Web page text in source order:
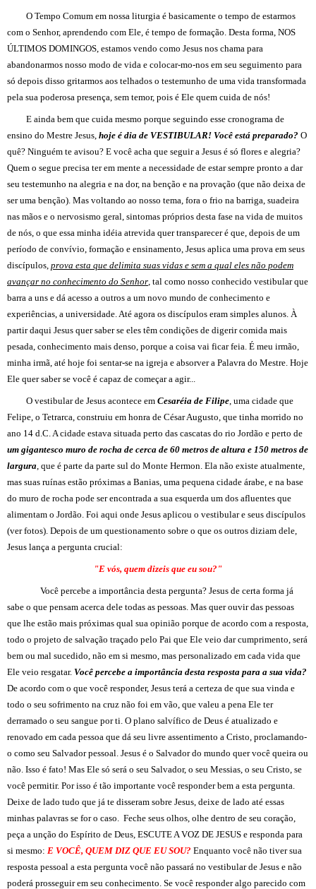
O Tempo Comum em nossa liturgia é basicamente o tempo de estarmos
com o Senhor, aprendendo com Ele, é tempo de formação. Desta forma, NOS
ÚLTIMOS DOMINGOS, estamos vendo como Jesus nos chama para
abandonarmos nosso modo de vida e colocar-mo-nos em seu seguimento para
só depois disso gritarmos aos telhados o testemunho de uma vida transformada
pela sua poderosa presença, sem temor, pois é Ele quem cuida de nós!
E ainda bem que cuida mesmo porque seguindo esse cronograma de
ensino do Mestre Jesus, hoje é dia de VESTIBULAR! Você está preparado? O
quê? Ninguém te avisou? E você acha que seguir a Jesus é só flores e alegria?
Quem o segue precisa ter em mente a necessidade de estar sempre pronto a dar
seu testemunho na alegria e na dor, na benção e na provação (que não deixa de
ser uma benção). Mas voltando ao nosso tema, fora o frio na barriga, suadeira
nas mãos e o nervosismo geral, sintomas próprios desta fase na vida de muitos
de nós, o que essa minha idéia atrevida quer transparecer é que, depois de um
período de convívio, formação e ensinamento, Jesus aplica uma prova em seus
discípulos, prova esta que delimita suas vidas e sem a qual eles não podem
avançar no conhecimento do Senhor , tal como nosso conhecido vestibular que
barra a uns e dá acesso a outros a um novo mundo de conhecimento e
experiências, a universidade. Até agora os discípulos eram simples alunos. À
partir daqui Jesus quer saber se eles têm condições de digerir comida mais
pesada, conhecimento mais denso, porque a coisa vai ficar feia. É meu irmão,
minha irmã, até hoje foi sentar-se na igreja e absorver a Palavra do Mestre. Hoje
Ele quer saber se você é capaz de começar a agir...
O vestibular de Jesus acontece em Cesaréia de Filipe , uma cidade que
Felipe, o Tetrarca, construiu em honra de César Augusto, que tinha morrido no
ano 14 d.C. A cidade estava situada perto das cascatas do rio Jordão e perto de
um gigantesco muro de rocha de cerca de 60 metros de altura e 150 metros de
largura , que é parte da parte sul do Monte Hermon. Ela não existe atualmente,
mas suas ruínas estão próximas a Banias, uma pequena cidade árabe, e na base
do muro de rocha pode ser encontrada a sua esquerda um dos afluentes que
alimentam o Jordão. Foi aqui onde Jesus aplicou o vestibular e seus discípulos
(ver fotos). Depois de um questionamento sobre o que os outros diziam dele,
Jesus lança a pergunta crucial:
"E vós, quem dizeis que eu sou?"
Você percebe a importância desta pergunta? Jesus de certa forma já
sabe o que pensam acerca dele todas as pessoas. Mas quer ouvir das pessoas
que lhe estão mais próximas qual sua opinião porque de acordo com a resposta,
todo o projeto de salvação traçado pelo Pai que Ele veio dar cumprimento, será
bem ou mal sucedido, não em si mesmo, mas personalizado em cada vida que
Ele veio resgatar. Você percebe a importância desta resposta para a sua vida?
De acordo com o que você responder, Jesus terá a certeza de que sua vinda e
todo o seu sofrimento na cruz não foi em vão, que valeu a pena Ele ter
derramado o seu sangue por ti. O plano salvífico de Deus é atualizado e
renovado em cada pessoa que dá seu livre assentimento a Cristo, proclamando-
o como seu Salvador pessoal. Jesus é o Salvador do mundo quer você queira ou
não. Isso é fato! Mas Ele só será o seu Salvador, o seu Messias, o seu Cristo, se
você permitir. Por isso é tão importante você responder bem a esta pergunta.
Deixe de lado tudo que já te disseram sobre Jesus, deixe de lado até essas
minhas palavras se for o caso. Feche seus olhos, olhe dentro de seu coração,
peça a unção do Espírito de Deus, ESCUTE A VOZ DE JESUS e responda para
si mesmo: E VOCÊ, QUEM DIZ QUE EU SOU? Enquanto você não tiver sua
resposta pessoal a esta pergunta você não passará no vestibular de Jesus e não
poderá prosseguir em seu conhecimento. Se você responder algo parecido com